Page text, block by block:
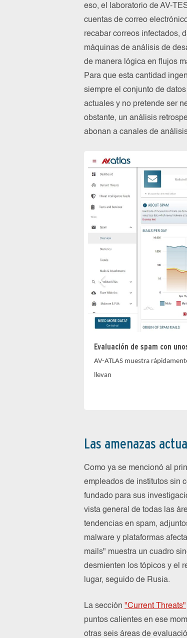
eso, el laboratorio de AV-
cuentas de correo
recabar correos infectados,
máquinas de análisis de
de manera lógica en flujos
Para que esta cantidad
siempre el conjunto de
actuales y no pretende ser
obstante, un análisis
abonan a canales de
Evaluación de spam con
AV-ATLAS muestra
llevan
Las amenazas
Como ya se mencionó al
empleados de institutos sin
fundado para sus
vista general de todas las
tendencias en spam,
malware y plataformas
mails" muestra un cuadro
desmienten los tópicos y el
lugar, seguido de Rusia.
La sección "Current Threats"
puntos calientes en ese
otras seis áreas de